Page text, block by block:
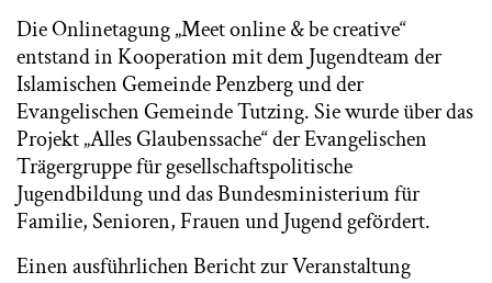
Die Onlinetagung „Meet online & be creative“
entstand in Kooperation mit dem Jugendteam der
Islamischen Gemeinde Penzberg und der
Evangelischen Gemeinde Tutzing. Sie wurde über das
Projekt „Alles Glaubenssache“ der Evangelischen
Trägergruppe für gesellschaftspolitische
Jugendbildung und das Bundesministerium für
Familie, Senioren, Frauen und Jugend gefördert.
Einen ausführlichen Bericht zur Veranstaltung